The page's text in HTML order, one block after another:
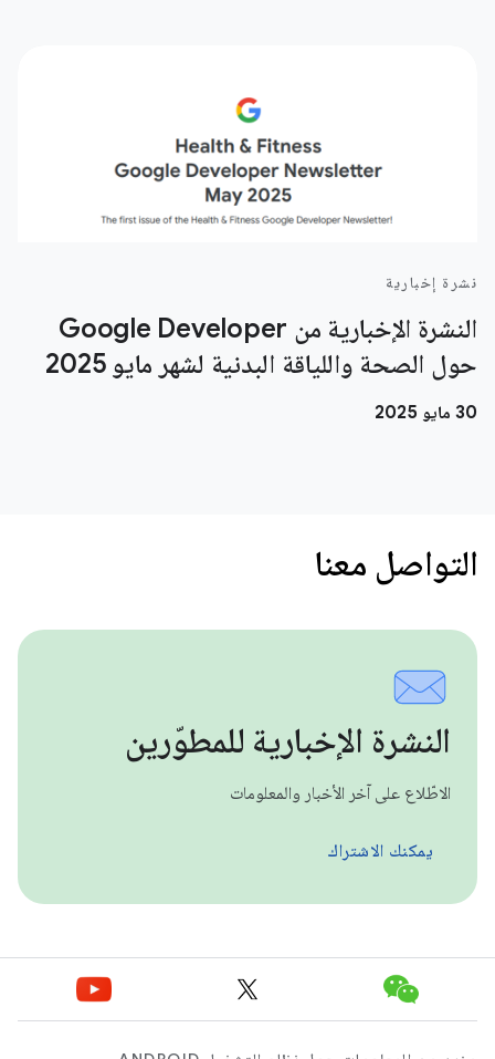
نشرة إخبارية
النشرة الإخبارية من Google Developer
حول الصحة واللياقة البدنية لشهر مايو 2025
‫30 مايو 2025
التواصل معنا
النشرة الإخبارية للمطوّرين
الاطّلاع على آخر الأخبار والمعلومات
يمكنك الاشتراك